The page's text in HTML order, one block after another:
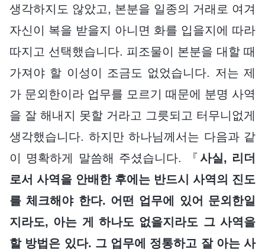
생각하지도 않았고, 본분을 일종의 거래로 여겨
자신이 복을 받을지 아니면 화를 입을지에 따라
따지고 선택했습니다. 피조물이 본분을 대할 때
가져야 할 이성이 조금도 없었습니다. 저는 제
가 문외한이라 업무를 모르기 때문에 분명 사역
을 잘 해내지 못할 거라고 그릇되고 터무니없게
생각했습니다. 하지만 하나님께서는 다음과 같
이 명확하게 말씀해 주셨습니다. 『 사실, 리더
로서 사역을 안배한 후에는 반드시 사역의 진도
를 체크해야 한다. 어떤 업무에 있어 문외한일
지라도, 아는 게 하나도 없을지라도 그 사역을
할 방법은 있다. 그 업무에 정통하고 잘 아는 사